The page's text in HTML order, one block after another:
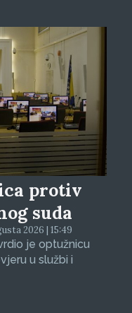
protiv
suda
2026 | 15:49
je optužnicu
u službi i